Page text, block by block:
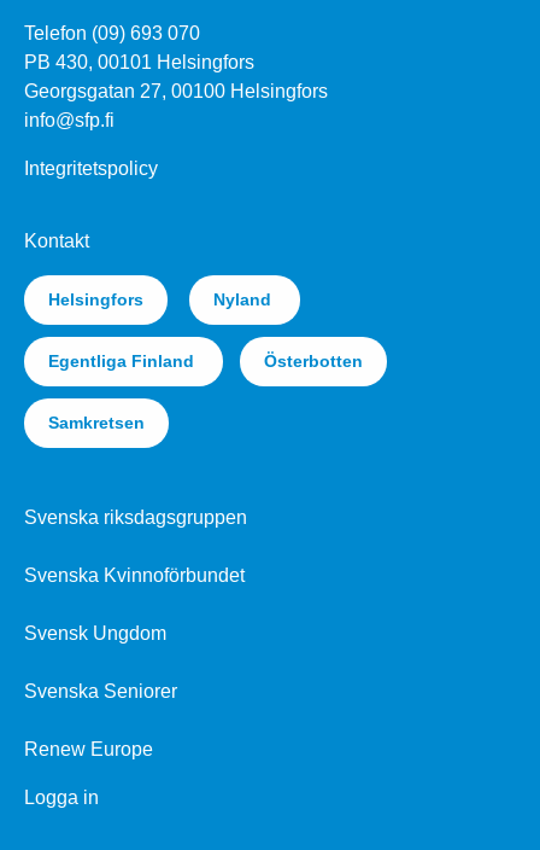
Telefon (09) 693 070
PB 430, 00101 Helsingfors
Georgsgatan 27, 00100 Helsingfors
info@sfp.fi
Integritetspolicy
Kontakt
Helsingfors Nyland
Egentliga Finland Österbotten
Samkretsen
Svenska riksdagsgruppen
Svenska Kvinnoförbundet
Svensk Ungdom
Svenska Seniorer
Renew Europe
Logga in